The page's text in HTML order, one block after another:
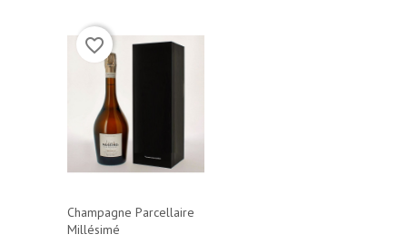
Champagne Parcellaire
Millésimé
favorite_border